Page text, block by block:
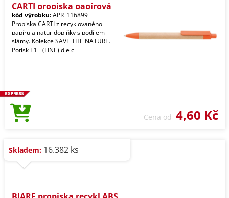
CARTI propiska papírová
kód výrobku:APR_116899
Propiska CARTI z recyklovaného
papíru a natur doplňky s podílem
slámy. Kolekce SAVE THE NATURE.
Potisk T1+ (FINE) dle c
Cena od 4,60 Kč
Skladem: 16.382 ks